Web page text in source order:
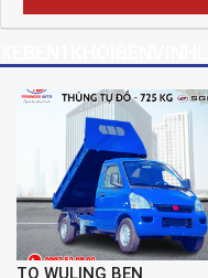
TQ WULING BEN